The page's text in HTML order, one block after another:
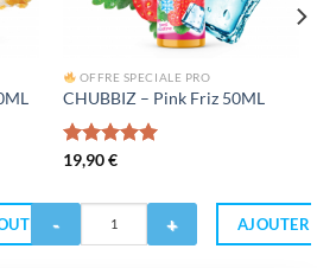
OFFRE SPECIALE PRO
CHUBBIZ – Pink Friz 50ML
Note5.00
19,90€
AJOUTER